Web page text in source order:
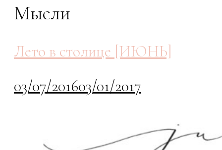
Мысли
Лето в столице [ИЮНЬ]
03/07/201603/01/2017